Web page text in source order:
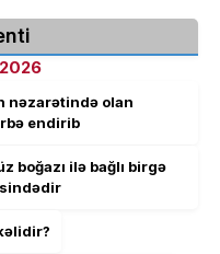
nəzarətində olan
endirib
boğazı ilə bağlı birgə